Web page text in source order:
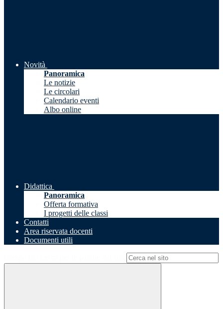
Novità
Panoramica
Le notizie
Le circolari
Calendario eventi
Albo online
Didattica
Panoramica
Offerta formativa
I progetti delle classi
Contatti
Area riservata docenti
Documenti utili